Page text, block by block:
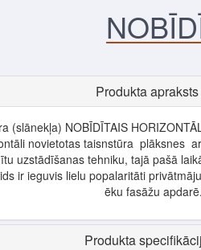
Produkta apraksts
(slānekļa) NOBĪDĪTAIS
novietotas taisnstūra plāksnes
uzstādīšanas tehniku, tajā pašā
ir ieguvis lielu popalaritāti
ēku fasāžu apdarē.
Produkta